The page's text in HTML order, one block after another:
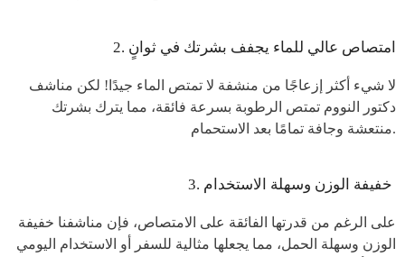
2. امتصاص عالي للماء يجفف بشرتك في ثوانٍ
لا شيء أكثر إزعاجًا من منشفة لا تمتص الماء جيدًا! لكن مناشف
دكتور النووم تمتص الرطوبة بسرعة فائقة، مما يترك بشرتك
منتعشة وجافة تمامًا بعد الاستحمام.
على الرغم من قدرتها الفائقة على الامتصاص، فإن مناشفنا خفيفة
الوزن وسهلة الحمل، مما يجعلها مثالية للسفر أو الاستخدام اليومي